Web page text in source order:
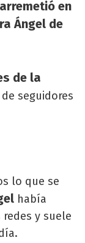
arremetió en
Ángel de
de la
seguidores
lo que se
había
y suele